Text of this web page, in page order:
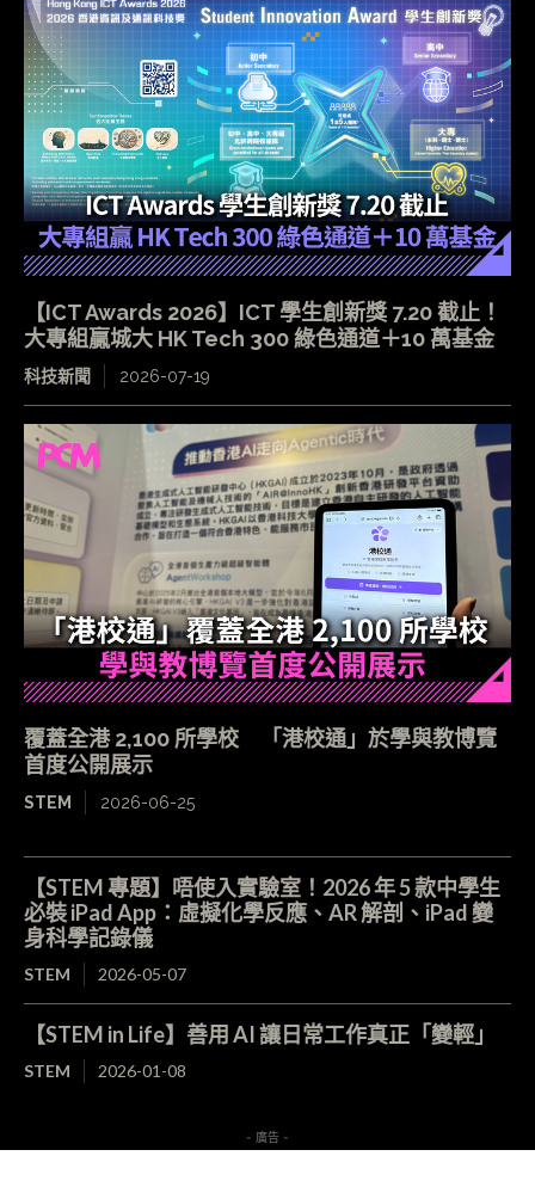
【ICT Awards 2026】ICT 學生創新獎 7.20 截止！
大專組贏城大 HK Tech 300 綠色通道＋10 萬基金
科技新聞 2026-07-19
覆蓋全港 2,100 所學校 「港校通」於學與教博覽
首度公開展示
STEM 2026-06-25
【STEM 專題】唔使入實驗室！2026 年 5 款中學生
必裝 iPad App：虛擬化學反應、AR 解剖、iPad 變
身科學記錄儀
STEM 2026-05-07
【STEM in Life】善用 AI 讓日常工作真正「變輕」
STEM 2026-01-08
- 廣告 -